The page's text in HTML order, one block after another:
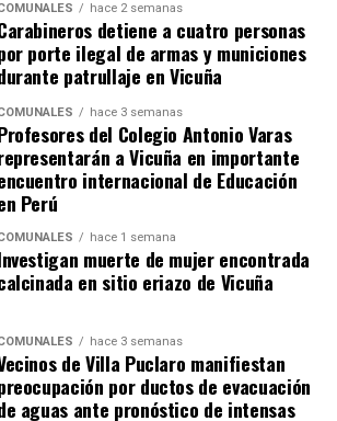
hace 2 semanas
detiene a cuatro personas
porte ilegal de armas y municiones
patrullaje en Vicuña
hace 3 semanas
del Colegio Antonio Varas
a Vicuña en importante
internacional de Educación
Perú
hace 1 semana
muerte de mujer encontrada
en sitio eriazo de Vicuña
hace 3 semanas
de Villa Puclaro manifiestan
por ductos de evacuación
aguas ante pronóstico de intensas